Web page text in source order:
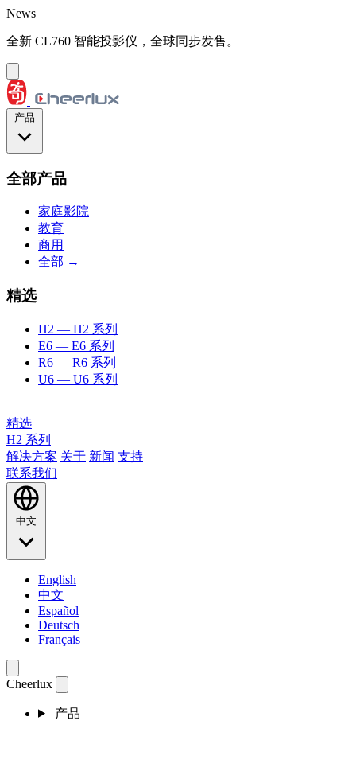
跳到主要内容
News
全新 CL760 智能投影仪，全球同步发售。
全部产品
家庭影院
教育
商用
全部 →
精选
H2 — H2 系列
E6 — E6 系列
R6 — R6 系列
U6 — U6 系列
精选
H2 系列
解决方案 关于 新闻 支持
联系我们
中文
English
中文
Español
Deutsch
Français
Cheerlux
产品